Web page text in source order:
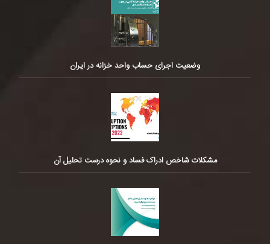
وضعیت اجرای حساب واحد خزانه در ایران
مشکلات شاخص ادراک فساد و نحوه درست تحلیل آن